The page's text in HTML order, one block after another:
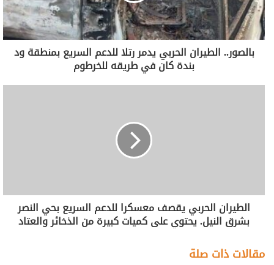
بالصور.. الطيران الحربي يدمر رتلا للدعم السريع بمنطقة ود
بندة كان في طريقه للخرطوم
الطيران الحربي يقصف معسكرا للدعم السريع بحي النصر
بشرق النيل. يحتوي على كميات كبيرة من الذخائر والعتاد
مقالات ذات صلة